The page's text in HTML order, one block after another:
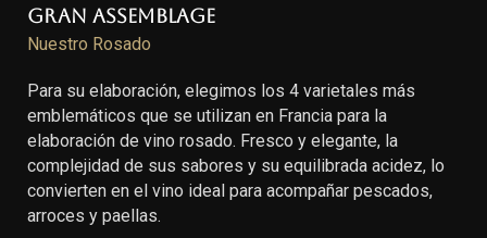
Gran Assemblage
Nuestro Rosado
Para su elaboración, elegimos los 4 varietales más
emblemáticos que se utilizan en Francia para la
elaboración de vino rosado. Fresco y elegante, la
complejidad de sus sabores y su equilibrada acidez, lo
convierten en el vino ideal para acompañar pescados,
arroces y paellas.